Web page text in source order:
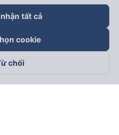
tất cả
cookie
chối